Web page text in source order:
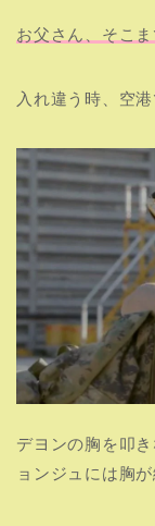
お父さん、そこ
入れ違う時、空
デヨンの胸を叩
ョンジュには胸